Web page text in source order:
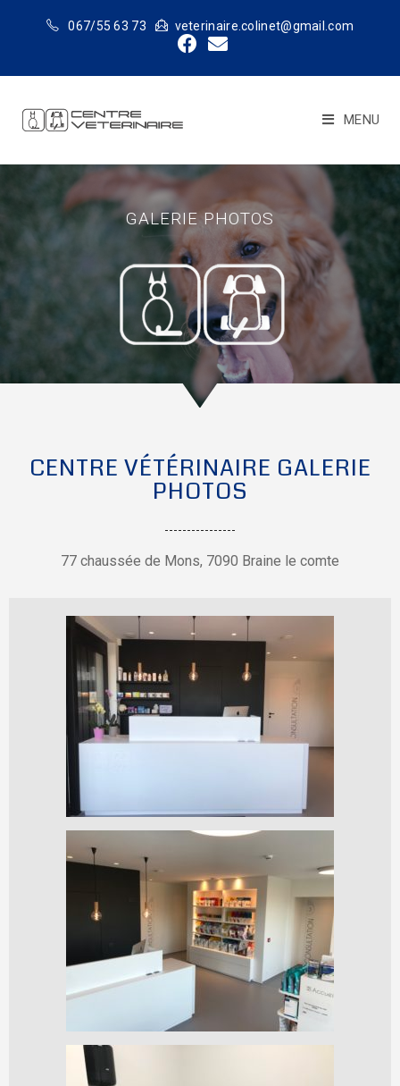
067/55 63 73 veterinaire.colinet@gmail.com
MENU
GALERIE PHOTOS
CENTRE VÉTÉRINAIRE GALERIE
PHOTOS
77 chaussée de Mons, 7090 Braine le comte